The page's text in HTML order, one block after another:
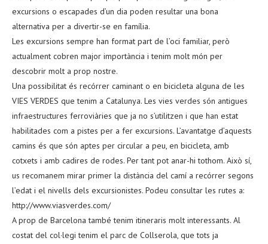
excursions o escapades d’un dia poden resultar una bona
alternativa per a divertir-se en família.
Les excursions sempre han format part de l’oci familiar, però
actualment cobren major importància i tenim molt món per
descobrir molt a prop nostre.
Una possibilitat és recórrer caminant o en bicicleta alguna de les
VIES VERDES que tenim a Catalunya. Les vies verdes són antigues
infraestructures ferroviàries que ja no s’utilitzen i que han estat
habilitades com a pistes per a fer excursions. L’avantatge d’aquests
camins és que són aptes per circular a peu, en bicicleta, amb
cotxets i amb cadires de rodes. Per tant pot anar-hi tothom. Això sí,
us recomanem mirar primer la distància del camí a recórrer segons
l’edat i el nivells dels excursionistes. Podeu consultar les rutes a:
http://www.viasverdes.com/
A prop de Barcelona també tenim itineraris molt interessants. Al
costat del col·legi tenim el parc de Collserola, que tots ja